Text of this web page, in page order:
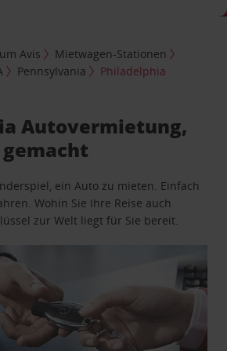
Avis
Mietwagen-Stationen
Pennsylvania Philadelphia
Autovermietung,
ein Auto zu mieten. Einfach
Wohin Sie Ihre Reise auch
zur Welt liegt für Sie bereit.